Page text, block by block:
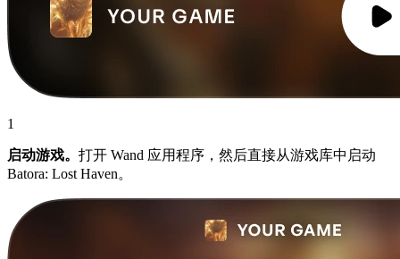
1
启动游戏。 打开 Wand 应用程序，然后直接从游戏库中启动
Batora: Lost Haven。